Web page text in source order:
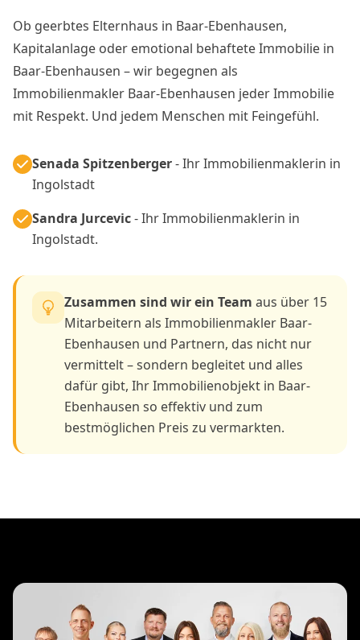
Ob geerbtes Elternhaus in Baar-Ebenhausen,
Kapitalanlage oder emotional behaftete Immobilie in
Baar-Ebenhausen – wir begegnen als
Immobilienmakler Baar-Ebenhausen jeder Immobilie
mit Respekt. Und jedem Menschen mit Feingefühl.
Senada Spitzenberger- Ihr Immobilienmaklerin in
Ingolstadt
Sandra Jurcevic- Ihr Immobilienmaklerin in
Ingolstadt.
Zusammen sind wir ein Team aus über 15
Mitarbeitern als Immobilienmakler Baar-
Ebenhausen und Partnern, das nicht nur
vermittelt – sondern begleitet und alles
dafür gibt, Ihr Immobilienobjekt in Baar-
Ebenhausen so effektiv und zum
bestmöglichen Preis zu vermarkten.